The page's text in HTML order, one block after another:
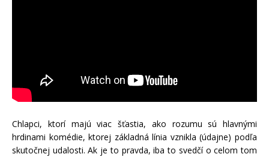
Chlapci, ktorí majú viac šťastia, ako rozumu sú hlavnými
hrdinami komédie, ktorej základná línia vznikla (údajne) podľa
skutočnej udalosti. Ak je to pravda, iba to svedčí o celom tom